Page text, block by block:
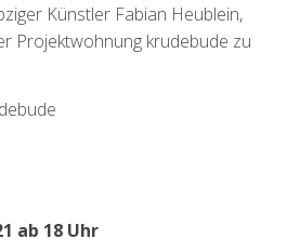
Künstler Fabian Heublein,
Projektwohnung krudebude zu
ab 18 Uhr